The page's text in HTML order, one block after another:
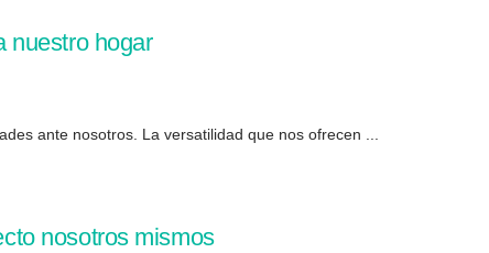
nuestro hogar
ante nosotros. La versatilidad que nos ofrecen ...
nosotros mismos